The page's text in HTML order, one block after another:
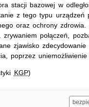
stacji bazowej w
z tego typu
oraz ochrony zdrowia.
połączeń,
zjawisko
poprzez
KGP)